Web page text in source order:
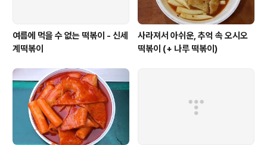
여름에 먹을 수 없는 떡볶이 - 신세
계떡볶이
사라져서 아쉬운, 추억 속 오시오
떡볶이 (+ 나루 떡볶이)